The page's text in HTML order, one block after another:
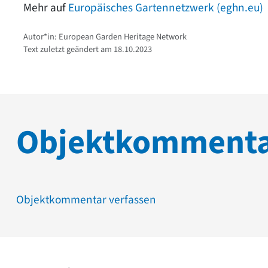
Mehr aufEuropäisches Gartennetzwerk (eghn.eu)
Autor*in: European Garden Heritage Network
Text zuletzt geändert am 18.10.2023
Objektkommentar verfassen